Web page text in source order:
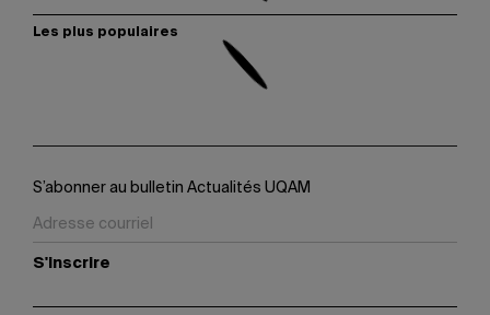
Les plus populaires
S’abonner au bulletin Actualités UQAM
S'inscrire